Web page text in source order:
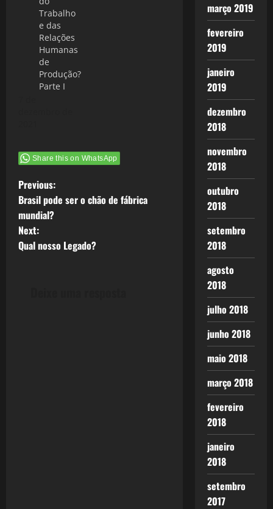
padrões
mundiais
foram
definidos: Na
Europa – o
GSM, nos…
Trabalho
e das
Relações
Humanas
de
Produção?
Parte I
Share this on WhatsApp
P
o
s
Previous:
Brasil pode ser o chão de fábrica
mundial?
Next:
Qual nosso Legado?
março 2019
fevereiro
2019
janeiro
2019
dezembro
2018
novembro
2018
outubro
2018
setembro
2018
agosto
2018
julho 2018
junho 2018
maio 2018
março 2018
fevereiro
2018
janeiro
2018
setembro
2017